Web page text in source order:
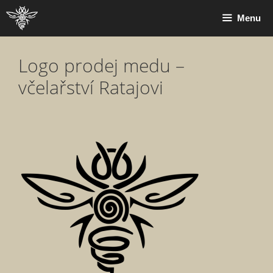
Přeskočit
na
obsah
Menu
Logo prodej medu –
včelařství Ratajovi